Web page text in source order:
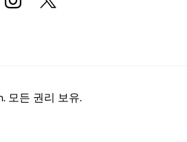
든 권리 보유.